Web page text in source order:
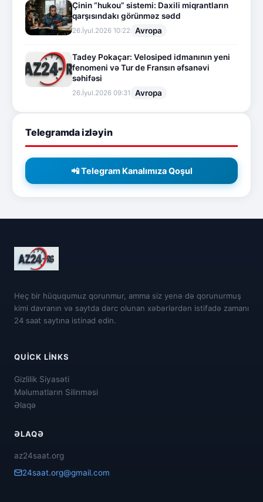
Çinin “hukou” sistemi: Daxili miqrantların
qarşısındakı görünməz sədd
26.İyul.2026 10:22 Avropa
Tadey Pokaçar: Velosiped idmanının yeni
fenomeni və Tur de Fransın əfsanəvi
səhifəsi
26.İyul.2026 09:31 Avropa
Telegramda izləyin
📲 Telegram Kanalımıza Qoşul
Heç bir hüququmuz qorunmur, amma siz yenə də qorunurmuş
kimi davranın və saytda dərc olunan xəbərlərdən istifadə zamanı
24 saat saytına istinad edin.
QUICK LINKS
Gizlilik Siyasəti
Məlumatların Silinməsi
Əlaqə
ƏLAQƏ
az24saat.org
24saat.org@gmail.com